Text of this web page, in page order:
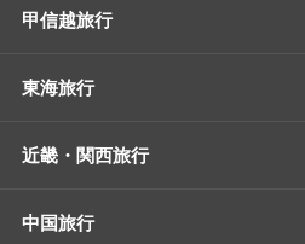
甲信越旅行
東海旅行
近畿・関西旅行
中国旅行